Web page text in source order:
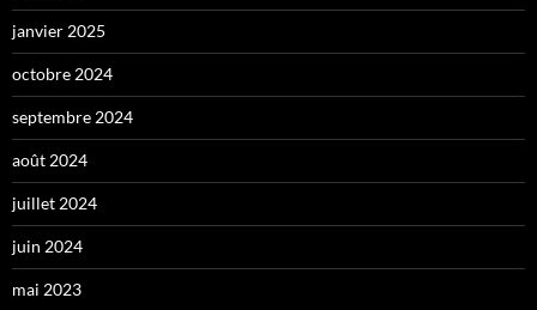
janvier 2025
octobre 2024
septembre 2024
août 2024
juillet 2024
juin 2024
mai 2023